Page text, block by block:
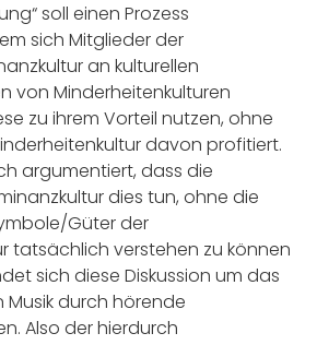
soll einen Prozess
sich Mitglieder der
an kulturellen
von Minderheitenkulturen
zu ihrem Vorteil nutzen, ohne
davon profitiert.
argumentiert, dass die
dies tun, ohne die
Güter der
tatsächlich verstehen zu können
sich diese Diskussion um das
durch hörende
Also der hierdurch